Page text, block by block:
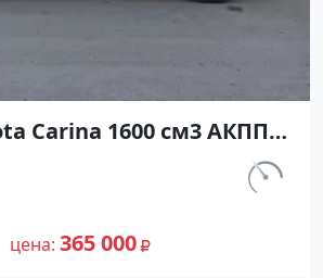
Carina 1600 см3 АКПП
инжектор в
Красный Седан 1993
365000 рублей,
№27299 на сайте
км.
цена 365 000